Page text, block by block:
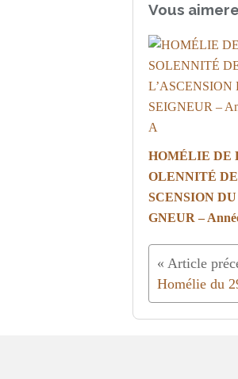
Vous
HOMÉLIE DE
OLENNITÉ DE
SCENSION
GNEUR –